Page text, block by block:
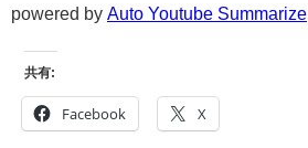
powered by Auto Youtube Summarize
共有:
Facebook X